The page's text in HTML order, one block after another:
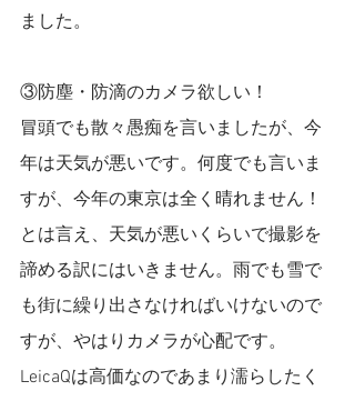
ました。
③防塵・防滴のカメラ欲しい！
冒頭でも散々愚痴を言いましたが、今
年は天気が悪いです。何度でも言いま
すが、今年の東京は全く晴れません！
とは言え、天気が悪いくらいで撮影を
諦める訳にはいきません。雨でも雪で
も街に繰り出さなければいけないので
すが、やはりカメラが心配です。
LeicaQは高価なのであまり濡らしたく